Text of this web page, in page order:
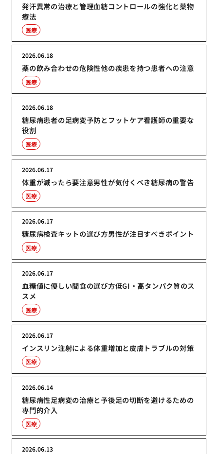
発汗異常の治療と管理血糖コントロールの強化と薬物
療法
医療
薬の飲み合わせの危険性他の疾患を持つ患者への注意
2026.06.18
医療
糖尿病患者の足病変予防とフットケア看護師の重要な
役割
2026.06.18
医療
体重が減ったら要注意男性が気付くべき糖尿病の警告
2026.06.17
医療
糖尿病検査キットの選び方男性が注目すべきポイント
2026.06.17
医療
血糖値に優しい間食の選び方低GI・高タンパク質のス
スメ
2026.06.17
医療
インスリン注射による体重増加と皮膚トラブルの対策
2026.06.17
医療
糖尿病性足病変の治療と予後足の切断を避けるための
専門的介入
2026.06.14
医療
2026.06.13